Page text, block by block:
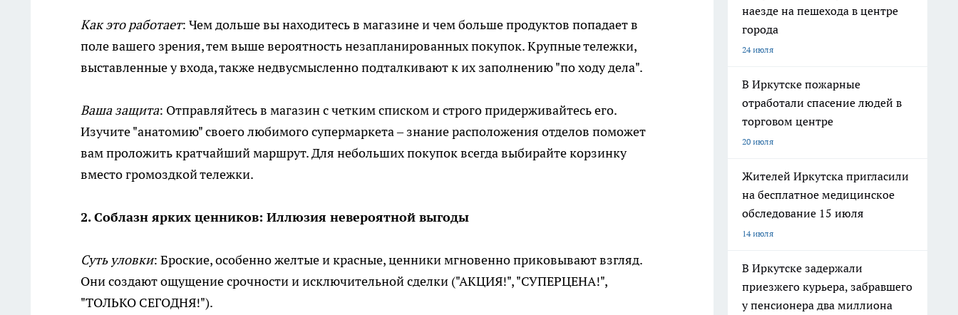
Как это работает: Чем дольше вы находитесь в магазине и чем больше продуктов попадает в
поле вашего зрения, тем выше вероятность незапланированных покупок. Крупные тележки,
выставленные у входа, также недвусмысленно подталкивают к их заполнению "по ходу дела".
Ваша защита: Отправляйтесь в магазин с четким списком и строго придерживайтесь его.
Изучите "анатомию" своего любимого супермаркета – знание расположения отделов поможет
вам проложить кратчайший маршрут. Для небольших покупок всегда выбирайте корзинку
вместо громоздкой тележки.
2. Соблазн ярких ценников: Иллюзия невероятной выгоды
Суть уловки: Броские, особенно желтые и красные, ценники мгновенно приковывают взгляд.
Они создают ощущение срочности и исключительной сделки ("АКЦИЯ!", "СУПЕРЦЕНА!",
"ТОЛЬКО СЕГОДНЯ!").
наезде на пешехода в центре
города
24 июля
В Иркутске пожарные
отработали спасение людей в
торговом центре
20 июля
Жителей Иркутска пригласили
на бесплатное медицинское
обследование 15 июля
14 июля
В Иркутске задержали
приезжего курьера, забравшего
у пенсионера два миллиона